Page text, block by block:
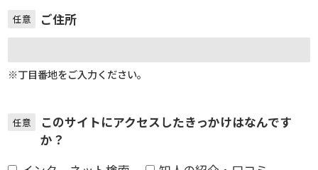
任意 ご住所
※丁目番地をご入力ください。
任意
このサイトにアクセスしたきっかけはなんです
か？